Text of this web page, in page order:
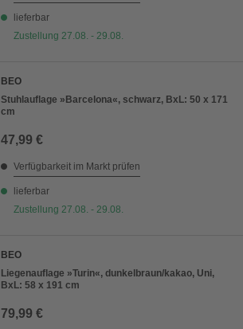
lieferbar
Zustellung 27.08. - 29.08.
BEO
Stuhlauflage »Barcelona«, schwarz, BxL: 50 x 171
cm
47,99 €
Verfügbarkeit im Markt prüfen
lieferbar
Zustellung 27.08. - 29.08.
BEO
Liegenauflage »Turin«, dunkelbraun/kakao, Uni,
BxL: 58 x 191 cm
79,99 €